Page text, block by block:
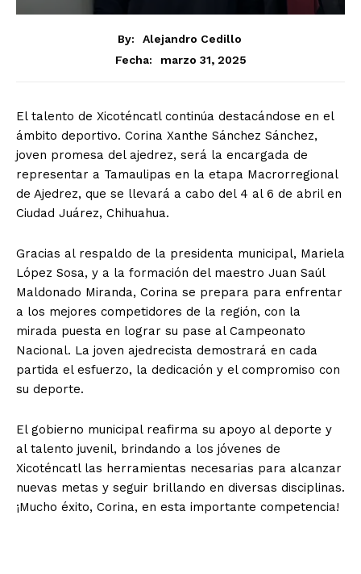
By:
Alejandro Cedillo
Fecha:
marzo 31, 2025
El talento de Xicoténcatl continúa destacándose en el
ámbito deportivo. Corina Xanthe Sánchez Sánchez,
joven promesa del ajedrez, será la encargada de
representar a Tamaulipas en la etapa Macrorregional
de Ajedrez, que se llevará a cabo del 4 al 6 de abril en
Ciudad Juárez, Chihuahua.
Gracias al respaldo de la presidenta municipal, Mariela
López Sosa, y a la formación del maestro Juan Saúl
Maldonado Miranda, Corina se prepara para enfrentar
a los mejores competidores de la región, con la
mirada puesta en lograr su pase al Campeonato
Nacional. La joven ajedrecista demostrará en cada
partida el esfuerzo, la dedicación y el compromiso con
su deporte.
El gobierno municipal reafirma su apoyo al deporte y
al talento juvenil, brindando a los jóvenes de
Xicoténcatl las herramientas necesarias para alcanzar
nuevas metas y seguir brillando en diversas disciplinas.
¡Mucho éxito, Corina, en esta importante competencia!